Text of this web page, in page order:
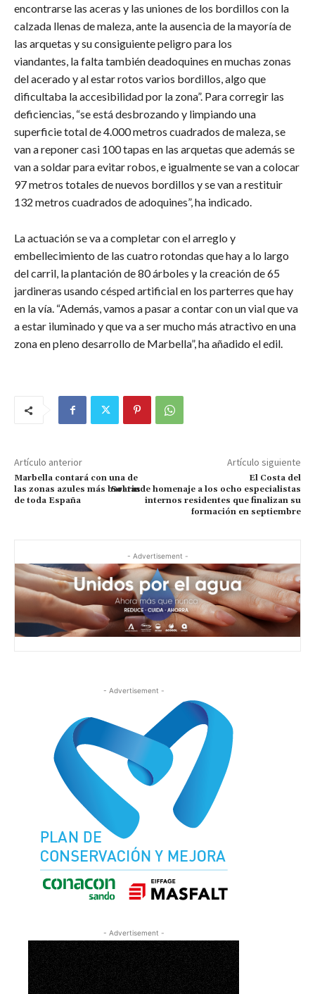
encontrarse las aceras y las uniones de los bordillos con la
calzada llenas de maleza, ante la ausencia de la mayoría de
las arquetas y su consiguiente peligro para los
viandantes, la falta también deadoquines en muchas zonas
del acerado y al estar rotos varios bordillos, algo que
dificultaba la accesibilidad por la zona”. Para corregir las
deficiencias, “se está desbrozando y limpiando una
superficie total de 4.000 metros cuadrados de maleza, se
van a reponer casi 100 tapas en las arquetas que además se
van a soldar para evitar robos, e igualmente se van a colocar
97 metros totales de nuevos bordillos y se van a restituir
132 metros cuadrados de adoquines”, ha indicado.
La actuación se va a completar con el arreglo y
embellecimiento de las cuatro rotondas que hay a lo largo
del carril, la plantación de 80 árboles y la creación de 65
jardineras usando césped artificial en los parterres que hay
en la vía. “Además, vamos a pasar a contar con un vial que va
a estar iluminado y que va a ser mucho más atractivo en una
zona en pleno desarrollo de Marbella”, ha añadido el edil.
Artículo anterior
Marbella contará con una de
las zonas azules más baratas
de toda España
Artículo siguiente
El Costa del
Sol rinde homenaje a los ocho especialistas
internos residentes que finalizan su
formación en septiembre
- Advertisement -
- Advertisement -
- Advertisement -